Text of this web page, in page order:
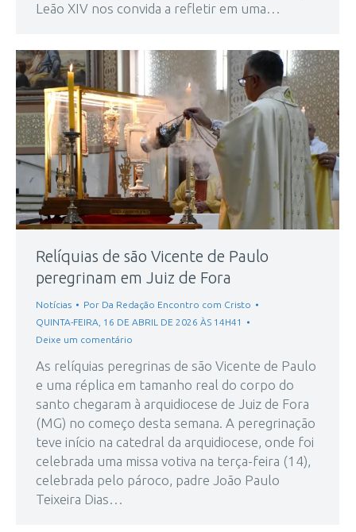
Leão XIV nos convida a refletir em uma…
Relíquias de são Vicente de Paulo
peregrinam em Juiz de Fora
Notícias Por Da Redação Encontro com Cristo
QUINTA-FEIRA, 16 DE ABRIL DE 2026 ÀS 14H41
Deixe um comentário
As relíquias peregrinas de são Vicente de Paulo
e uma réplica em tamanho real do corpo do
santo chegaram à arquidiocese de Juiz de Fora
(MG) no começo desta semana. A peregrinação
teve início na catedral da arquidiocese, onde foi
celebrada uma missa votiva na terça-feira (14),
celebrada pelo pároco, padre João Paulo
Teixeira Dias…